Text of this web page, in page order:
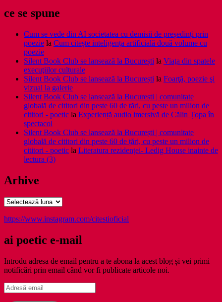
ce se spune
Cum se vede din AI societatea cu demisii de președinți prin
poezie la Cum citește inteligența artificială două volume cu
poezie
Silent Book Club se lansează la București la Viaţa din spatele
execuţiilor culturale
Silent Book Club se lansează la București la Foarţă, poezie şi
vizual la galerie
Silent Book Club se lansează la București | comunitate
globală de cititori din peste 60 de țări, cu peste un milion de
cititori - poetic la Experiență audio imersivă de Călin Țopa în
spectacol
Silent Book Club se lansează la București | comunitate
globală de cititori din peste 60 de țări, cu peste un milion de
cititori - poetic la Literatura rezidenţei- Ledig House inainte de
lectura (3)
Arhive
Arhive
https://www.instagram.com/citestioficial
ai poetic e-mail
Introdu adresa de email pentru a te abona la acest blog și vei primi
notificări prin email când vor fi publicate articole noi.
Adresă
email